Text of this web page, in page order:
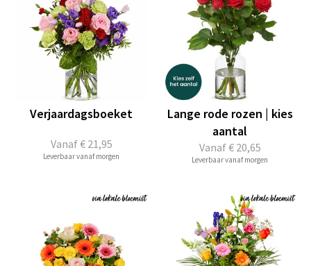
Vanaf€ 21,95
Verjaardagsboeket
Leverbaar vanaf morgen
Vanaf€ 20,65
Lange rode rozen | kies
aantal
Leverbaar vanaf morgen